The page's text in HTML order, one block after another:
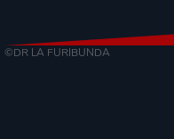
©DR LA FURIBUNDA